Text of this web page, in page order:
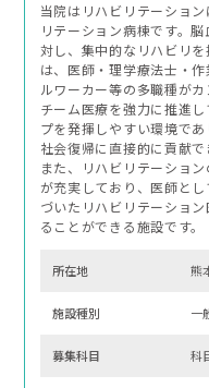
当院はリハビリテーショ
リテーション病棟です。
対し、集中的なリハビリ
は、医師・理学療法士・
ルワーカー等の多職種が
チーム医療を強力に推進
プを発揮しやすい環境で
社会復帰に直接的に貢献で
また、リハビリテーショ
が充実しており、医師と
づいたリハビリテーショ
ることができる施設です。
所在地 熊
施設種別 一
募集科⽬ 科